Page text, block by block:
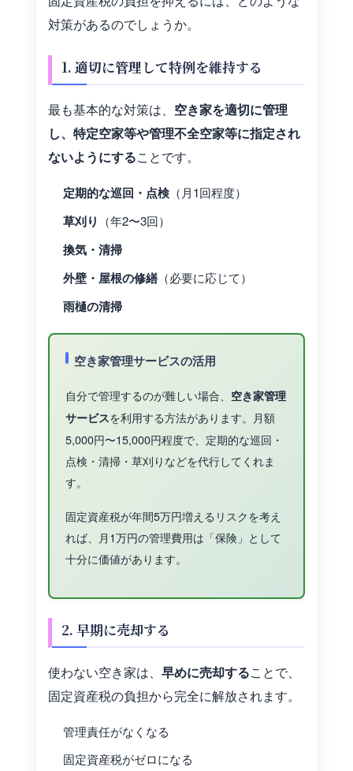
対策があるのでしょうか。
1. 適切に管理して特例を維持する
最も基本的な対策は、 空き家を適切に管理
し、特定空家等や管理不全空家等に指定され
ないようにすることです。
定期的な巡回・点検 （月1回程度）
草刈り （年2〜3回）
換気・清掃
外壁・屋根の修繕（必要に応じて）
雨樋の清掃
空き家管理サービスの活用
自分で管理するのが難しい場合、 空き家管理
サービスを利用する方法があります。月額
5,000円〜15,000円程度で、定期的な巡回・
点検・清掃・草刈りなどを代行してくれま
す。
固定資産税が年間5万円増えるリスクを考え
れば、月1万円の管理費用は「保険」として
十分に価値があります。
2. 早期に売却する
使わない空き家は、 早めに売却することで、
固定資産税の負担から完全に解放されます。
管理責任がなくなる
固定資産税がゼロになる